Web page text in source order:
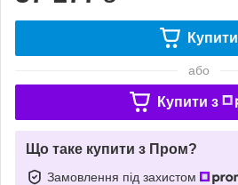
Купити
або
Купити з
Що таке купити з Пром?
Замовлення під захистом